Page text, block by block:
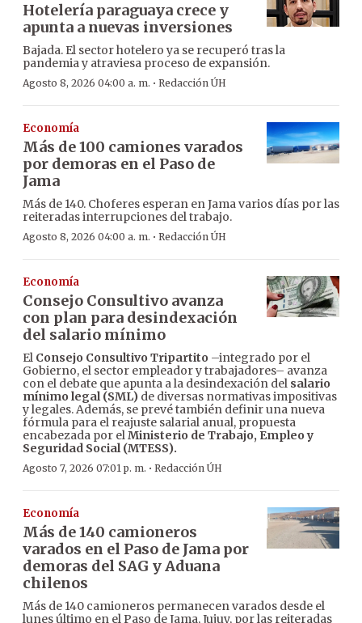
Hotelería paraguaya crece y
apunta a nuevas inversiones
Bajada. El sector hotelero ya se recuperó tras la
pandemia y atraviesa proceso de expansión.
Agosto 8, 2026 04:00 a. m. · Redacción ÚH
Economía
Más de 100 camiones varados
por demoras en el Paso de
Jama
Más de 140. Choferes esperan en Jama varios días por las
reiteradas interrupciones del trabajo.
Agosto 8, 2026 04:00 a. m. · Redacción ÚH
Economía
Consejo Consultivo avanza
con plan para desindexación
del salario mínimo
El Consejo Consultivo Tripartito –integrado por el
Gobierno, el sector empleador y trabajadores– avanza
con el debate que apunta a la desindexación del salario
mínimo legal (SML) de diversas normativas impositivas
y legales. Además, se prevé también definir una nueva
fórmula para el reajuste salarial anual, propuesta
encabezada por elMinisterio de Trabajo, Empleo y
Seguridad Social (MTESS).
Agosto 7, 2026 07:01 p. m. · Redacción ÚH
Economía
Más de 140 camioneros
varados en el Paso de Jama por
demoras del SAG y Aduana
chilenos
Más de 140 camioneros permanecen varados desde el
lunes último en el Paso de Jama, Jujuy, por las reiteradas